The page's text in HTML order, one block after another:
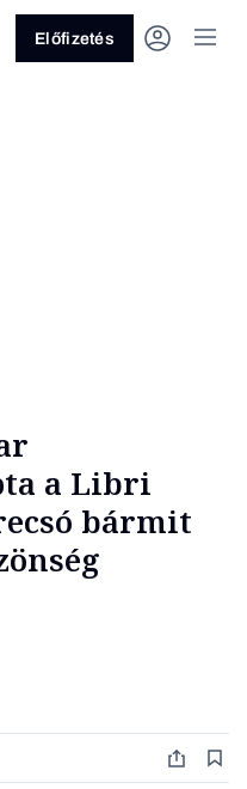
Előfizetés
a Libri
bármit